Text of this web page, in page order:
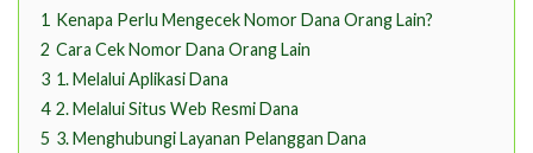
1 Kenapa Perlu Mengecek Nomor Dana Orang Lain?
2 Cara Cek Nomor Dana Orang Lain
3 1. Melalui Aplikasi Dana
4 2. Melalui Situs Web Resmi Dana
5 3. Menghubungi Layanan Pelanggan Dana